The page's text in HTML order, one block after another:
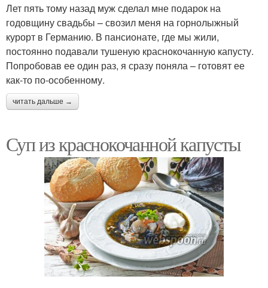
Лет пять тому назад муж сделал мне подарок на
годовщину свадьбы – свозил меня на горнолыжный
курорт в Германию. В пансионате, где мы жили,
постоянно подавали тушеную краснокочанную капусту.
Попробовав ее один раз, я сразу поняла – готовят ее
как-то по-особенному.
читать дальше →
Суп из краснокочанной капусты